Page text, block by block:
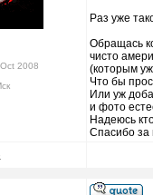
2008
Раз уже
Обращась
чисто
(которым
Что бы
Или уж
и фото
Надеюсь
Спасибо за